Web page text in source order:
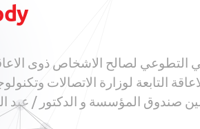
التطوعي لصالح الاشخاص ذوى
التابعة لوزارة الاتصالات
صندوق المؤسسة و الدكتور / عبد